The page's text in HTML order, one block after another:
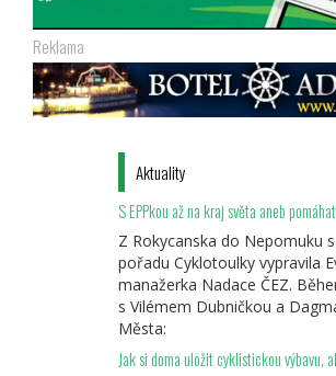
Reklama
Aktuality
S EPPkou až na kraj světa aneb
Z Rokycanska do Nepomuku
pořadu Cyklotoulky vypravila
manažerka Nadace ČEZ.
s Vilémem Dubničkou a
Města:
Jak si doma uložit cyklistickou výbavu,